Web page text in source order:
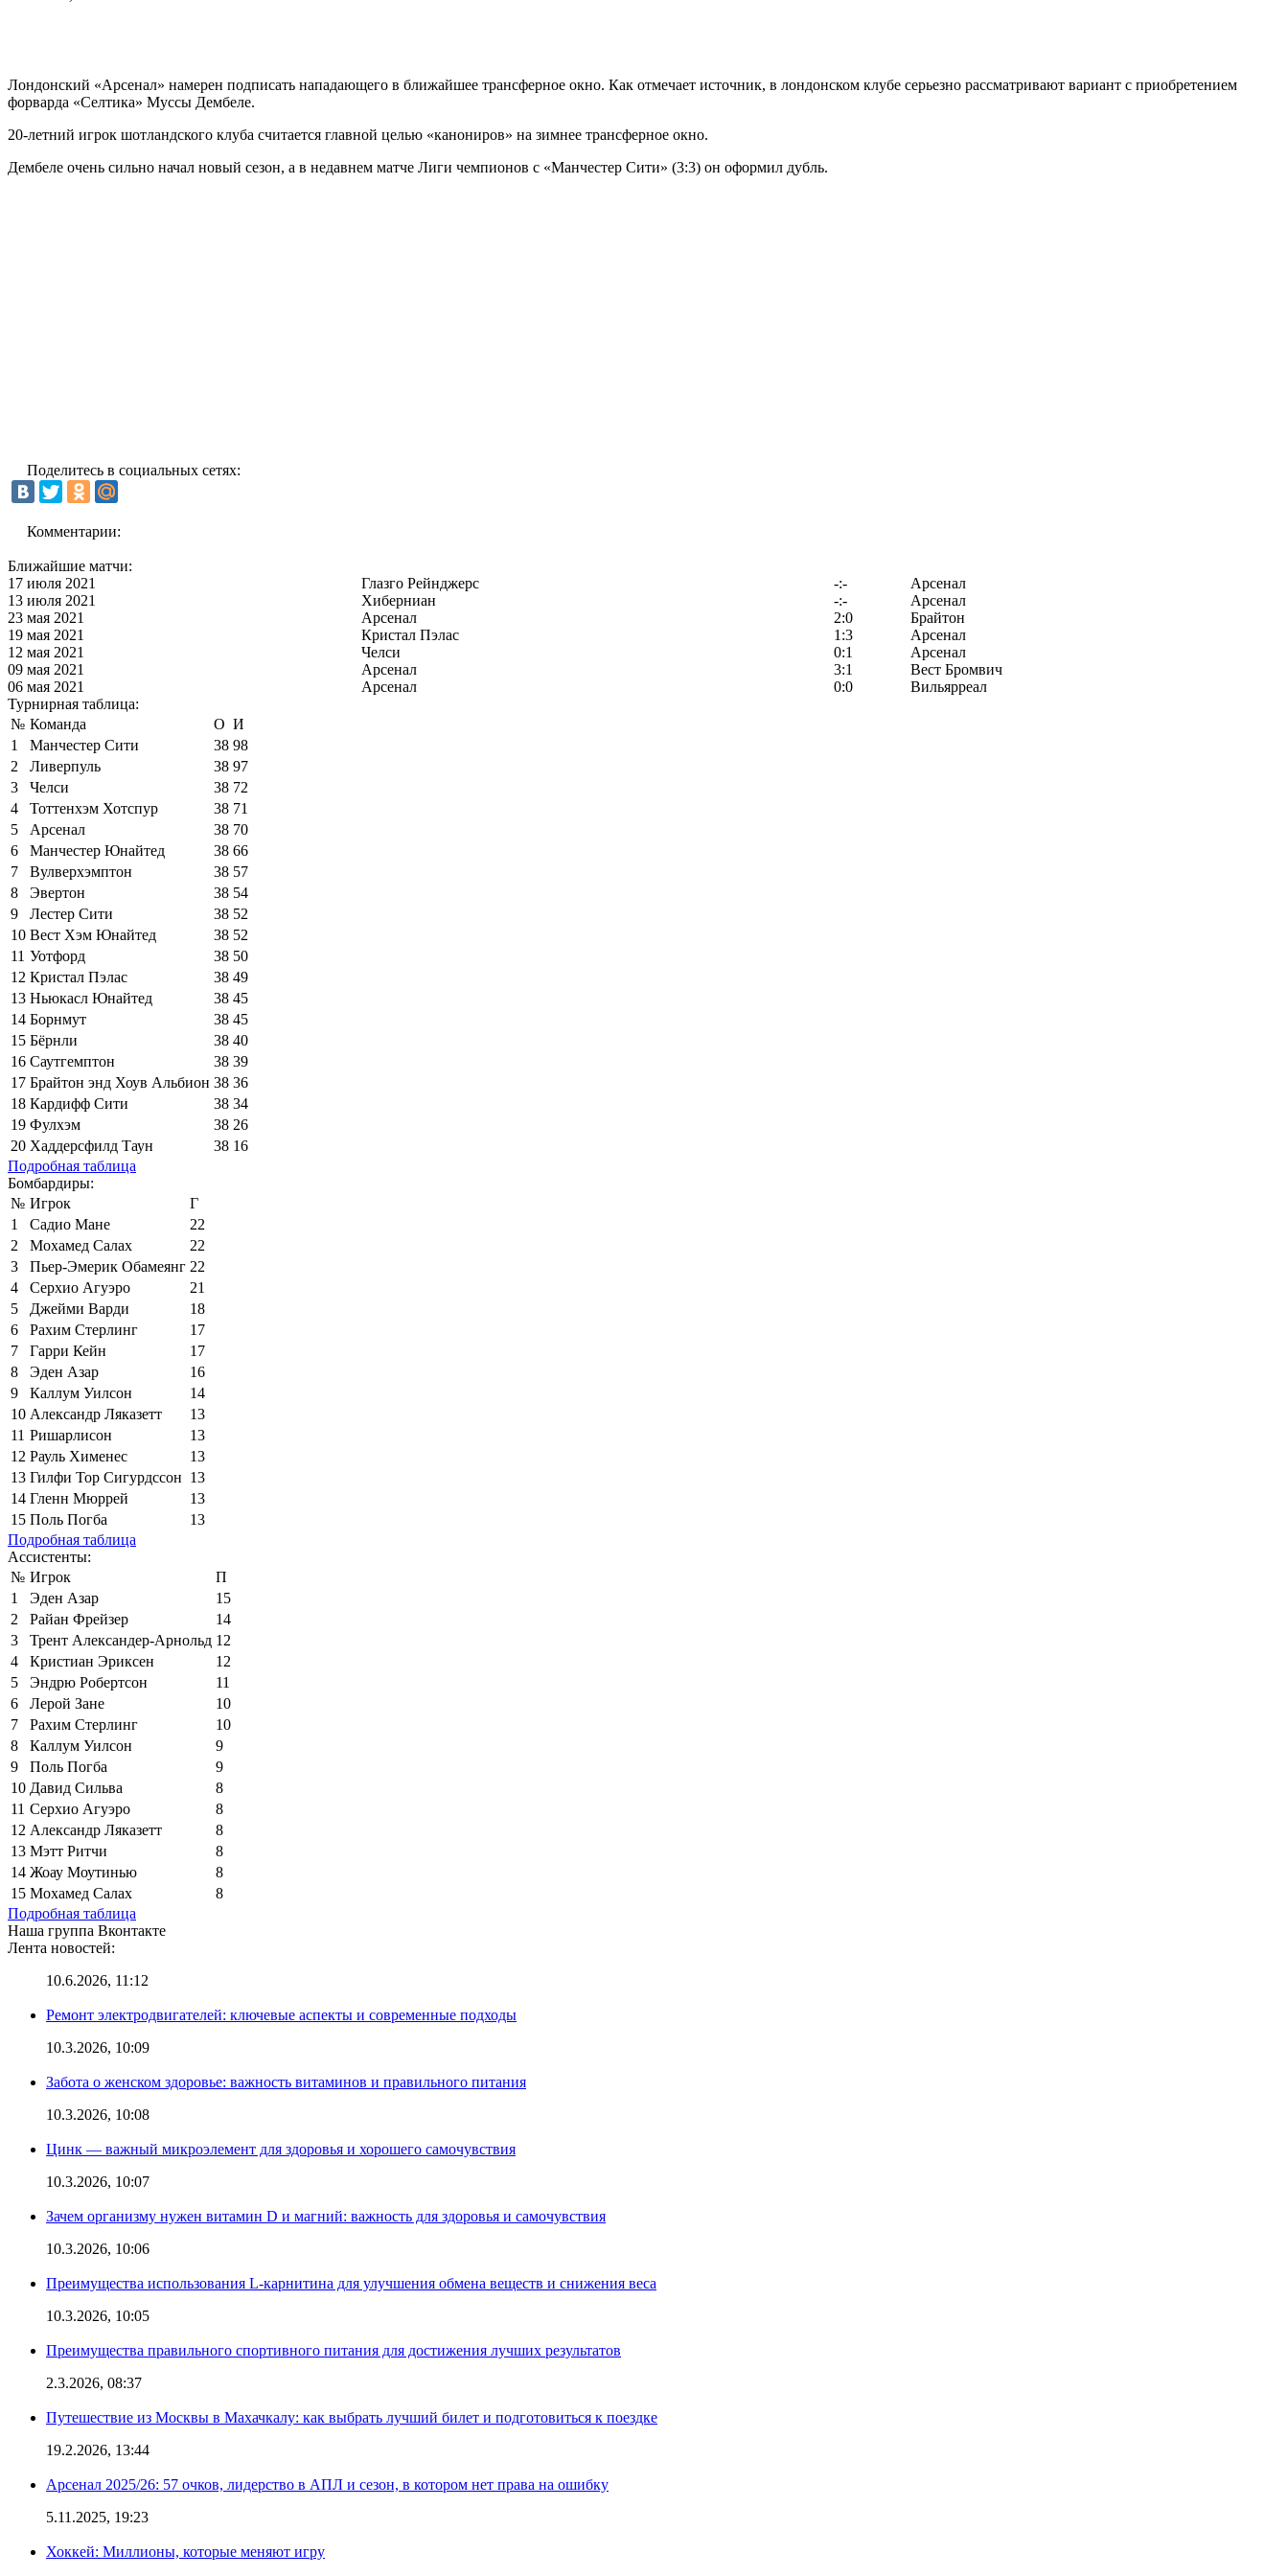
Лондонский «Арсенал» намерен подписать нападающего в ближайшее трансферное окно. Как отмечает источник, в лондонском клубе серьезно рассматривают вариант с приобретением
форварда «Селтика» Муссы Дембеле.
20-летний игрок шотландского клуба считается главной целью «канониров» на зимнее трансферное окно.
Дембеле очень сильно начал новый сезон, а в недавнем матче Лиги чемпионов с «Манчестер Сити» (3:3) он оформил дубль.
Поделитесь в социальных сетях:
Комментарии:
Ближайшие матчи:
17 июля 2021
Глазго Рейнджерс -:-
Арсенал
13 июля 2021
Хиберниан -:-
Арсенал
23 мая 2021
Арсенал 2:0
Брайтон
19 мая 2021
Кристал Пэлас 1:3
Арсенал
12 мая 2021
Челси 0:1
Арсенал
09 мая 2021
Арсенал 3:1
Вест Бромвич
06 мая 2021
Арсенал 0:0
Вильярреал
Турнирная таблица:
№ Команда О И
1
Манчестер Сити 38 98
2
Ливерпуль 38 97
3
Челси 38 72
4
Тоттенхэм Хотспур 38 71
5
Арсенал 38 70
6
Манчестер Юнайтед 38 66
7
Вулверхэмптон 38 57
8
Эвертон 38 54
9
Лестер Сити 38 52
10 Вест Хэм Юнайтед 38 52
11 Уотфорд 38 50
12 Кристал Пэлас 38 49
13 Ньюкасл Юнайтед 38 45
14 Борнмут 38 45
15 Бёрнли 38 40
16 Саутгемптон 38 39
17 Брайтон энд Хоув Альбион 38 36
18 Кардифф Сити 38 34
19 Фулхэм 38 26
20 Хаддерсфилд Таун 38 16
Подробная таблица
Бомбардиры:
№ Игрок
Г
1
Садио Мане
22
2
Мохамед Салах
22
3
Пьер-Эмерик Обамеянг 22
4
Серхио Агуэро
21
5
Джейми Варди
18
6
Рахим Стерлинг
17
7
Гарри Кейн
17
8
Эден Азар
16
9
Каллум Уилсон
14
10 Александр Ляказетт
13
11 Ришарлисон
13
12 Рауль Хименес
13
13 Гилфи Тор Сигурдссон 13
14 Гленн Мюррей
13
15 Поль Погба
13
Подробная таблица
Ассистенты:
№ Игрок
П
1
Эден Азар
15
2
Райан Фрейзер
14
3
Трент Александер-Арнольд 12
4
Кристиан Эриксен
12
5
Эндрю Робертсон
11
6
Лерой Зане
10
7
Рахим Стерлинг
10
8
Каллум Уилсон
9
9
Поль Погба
9
10 Давид Сильва
8
11 Серхио Агуэро
8
12 Александр Ляказетт
8
13 Мэтт Ритчи
8
14 Жоау Моутинью
8
15 Мохамед Салах
8
Подробная таблица
Наша группа Вконтакте
Лента новостей:
10.6.2026, 11:12
Ремонт электродвигателей: ключевые аспекты и современные подходы
10.3.2026, 10:09
Забота о женском здоровье: важность витаминов и правильного питания
10.3.2026, 10:08
Цинк — важный микроэлемент для здоровья и хорошего самочувствия
10.3.2026, 10:07
Зачем организму нужен витамин D и магний: важность для здоровья и самочувствия
10.3.2026, 10:06
Преимущества использования L-карнитина для улучшения обмена веществ и снижения веса
10.3.2026, 10:05
Преимущества правильного спортивного питания для достижения лучших результатов
2.3.2026, 08:37
Путешествие из Москвы в Махачкалу: как выбрать лучший билет и подготовиться к поездке
19.2.2026, 13:44
Арсенал 2025/26: 57 очков, лидерство в АПЛ и сезон, в котором нет права на ошибку
5.11.2025, 19:23
Хоккей: Миллионы, которые меняют игру